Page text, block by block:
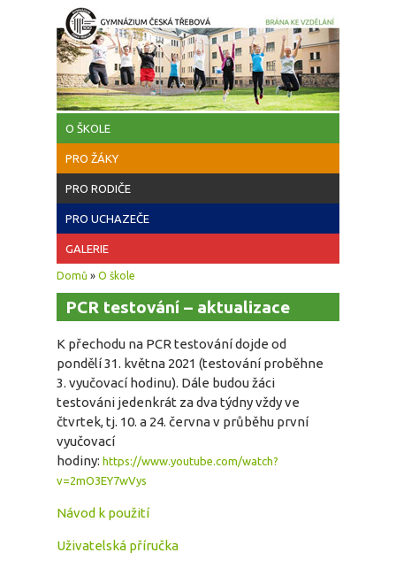
Přejít k hlavnímu obsahu
O ŠKOLE
PRO ŽÁKY
PRO RODIČE
PRO UCHAZEČE
GALERIE
Jste zde
Domů » O škole
PCR testování – aktualizace
K přechodu na PCR testování dojde od
pondělí 31. května 2021 (testování proběhne
3. vyučovací hodinu). Dále budou žáci
testováni jedenkrát za dva týdny vždy ve
čtvrtek, tj. 10. a 24. června v průběhu první
vyučovací
hodiny: https://www.youtube.com/watch?
v=2mO3EY7wVys
Návod k použití
Uživatelská příručka